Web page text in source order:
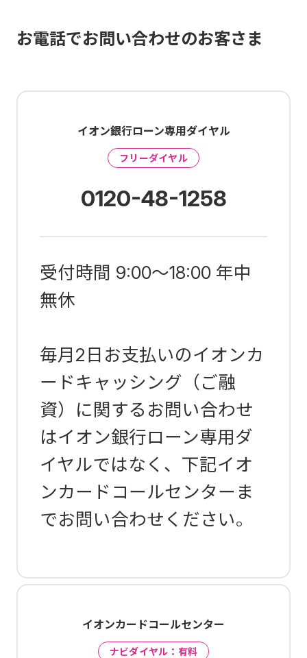
お電話でお問い合わせのお客さま
イオン銀行ローン専用ダイヤル
フリーダイヤル
0120-48-1258
受付時間 9:00～18:00 年中
無休
毎月2日お支払いのイオンカ
ードキャッシング（ご融
資）に関するお問い合わせ
はイオン銀行ローン専用ダ
イヤルではなく、下記イオ
ンカードコールセンターま
でお問い合わせください。
イオンカードコールセンター
ナビダイヤル：有料